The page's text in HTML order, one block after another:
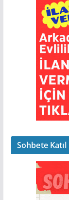
Sohbete Katıl